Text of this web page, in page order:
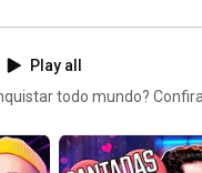
Play all
todo mundo?